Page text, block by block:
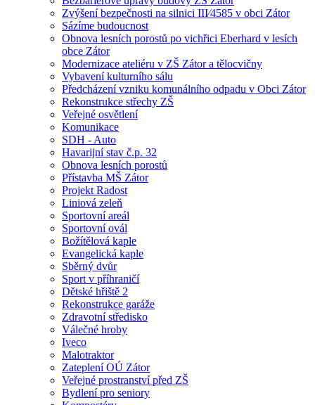
Zvýšení bezpečnosti na silnici III⁄4585 v obci Zátor
Sázíme budoucnost
Obnova lesních porostů po vichřici Eberhard v lesích
obce Zátor
Modernizace ateliéru v ZŠ Zátor a tělocvičny
Vybavení kulturního sálu
Předcházení vzniku komunálního odpadu v Obci Zátor
Rekonstrukce střechy ZŠ
Veřejné osvětlení
Komunikace
SDH - Auto
Havarijní stav č.p. 32
Obnova lesních porostů
Přístavba MŠ Zátor
Projekt Radost
Liniová zeleň
Sportovní areál
Sportovní ovál
Božítělová kaple
Evangelická kaple
Sběrný dvůr
Sport v příhraničí
Dětské hřiště 2
Rekonstrukce garáže
Zdravotní středisko
Válečné hroby
Iveco
Malotraktor
Zateplení OÚ Zátor
Veřejné prostranství před ZŠ
Bydlení pro seniory